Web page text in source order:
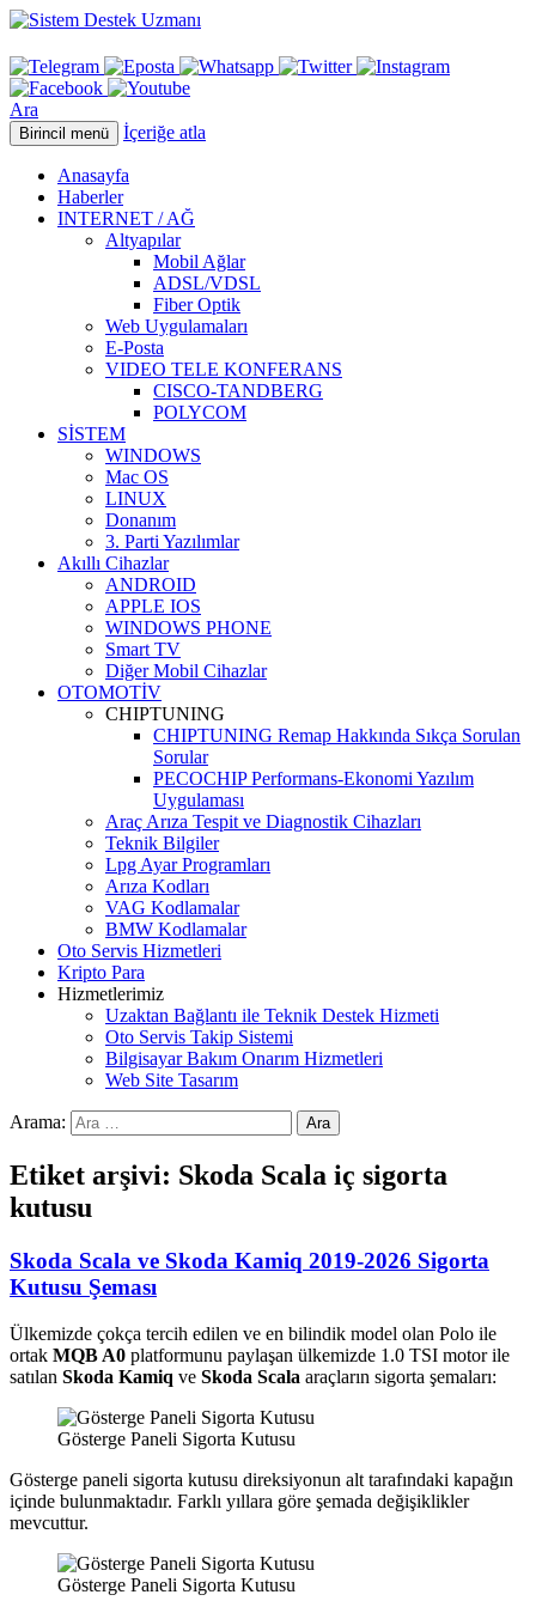
Ara
Birincil menü İçeriğe atla
Anasayfa
Haberler
INTERNET / AĞ
Altyapılar
Mobil Ağlar
ADSL/VDSL
Fiber Optik
Web Uygulamaları
E-Posta
VIDEO TELE KONFERANS
CISCO-TANDBERG
POLYCOM
SİSTEM
WINDOWS
Mac OS
LINUX
Donanım
3. Parti Yazılımlar
Akıllı Cihazlar
ANDROID
APPLE IOS
WINDOWS PHONE
Smart TV
Diğer Mobil Cihazlar
OTOMOTİV
CHIPTUNING
CHIPTUNING Remap Hakkında Sıkça Sorulan
Sorular
PECOCHIP Performans-Ekonomi Yazılım
Uygulaması
Araç Arıza Tespit ve Diagnostik Cihazları
Teknik Bilgiler
Lpg Ayar Programları
Arıza Kodları
VAG Kodlamalar
BMW Kodlamalar
Oto Servis Hizmetleri
Kripto Para
Hizmetlerimiz
Uzaktan Bağlantı ile Teknik Destek Hizmeti
Oto Servis Takip Sistemi
Bilgisayar Bakım Onarım Hizmetleri
Web Site Tasarım
Arama:
Etiket arşivi: Skoda Scala iç sigorta
kutusu
Skoda Scala ve Skoda Kamiq 2019-2026 Sigorta
Kutusu Şeması
Ülkemizde çokça tercih edilen ve en bilindik model olan Polo ile
ortak MQB A0 platformunu paylaşan ülkemizde 1.0 TSI motor ile
satılan Skoda Kamiq ve Skoda Scala araçların sigorta şemaları:
Gösterge Paneli Sigorta Kutusu
Gösterge paneli sigorta kutusu direksiyonun alt tarafındaki kapağın
içinde bulunmaktadır. Farklı yıllara göre şemada değişiklikler
mevcuttur.
Gösterge Paneli Sigorta Kutusu